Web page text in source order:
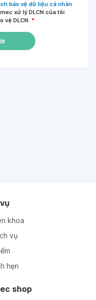
bảo vệ dữ liệu cá nhân
xử lý DLCN của tôi
vệ DLCN. *
khoa
vụ
hẹn
shop